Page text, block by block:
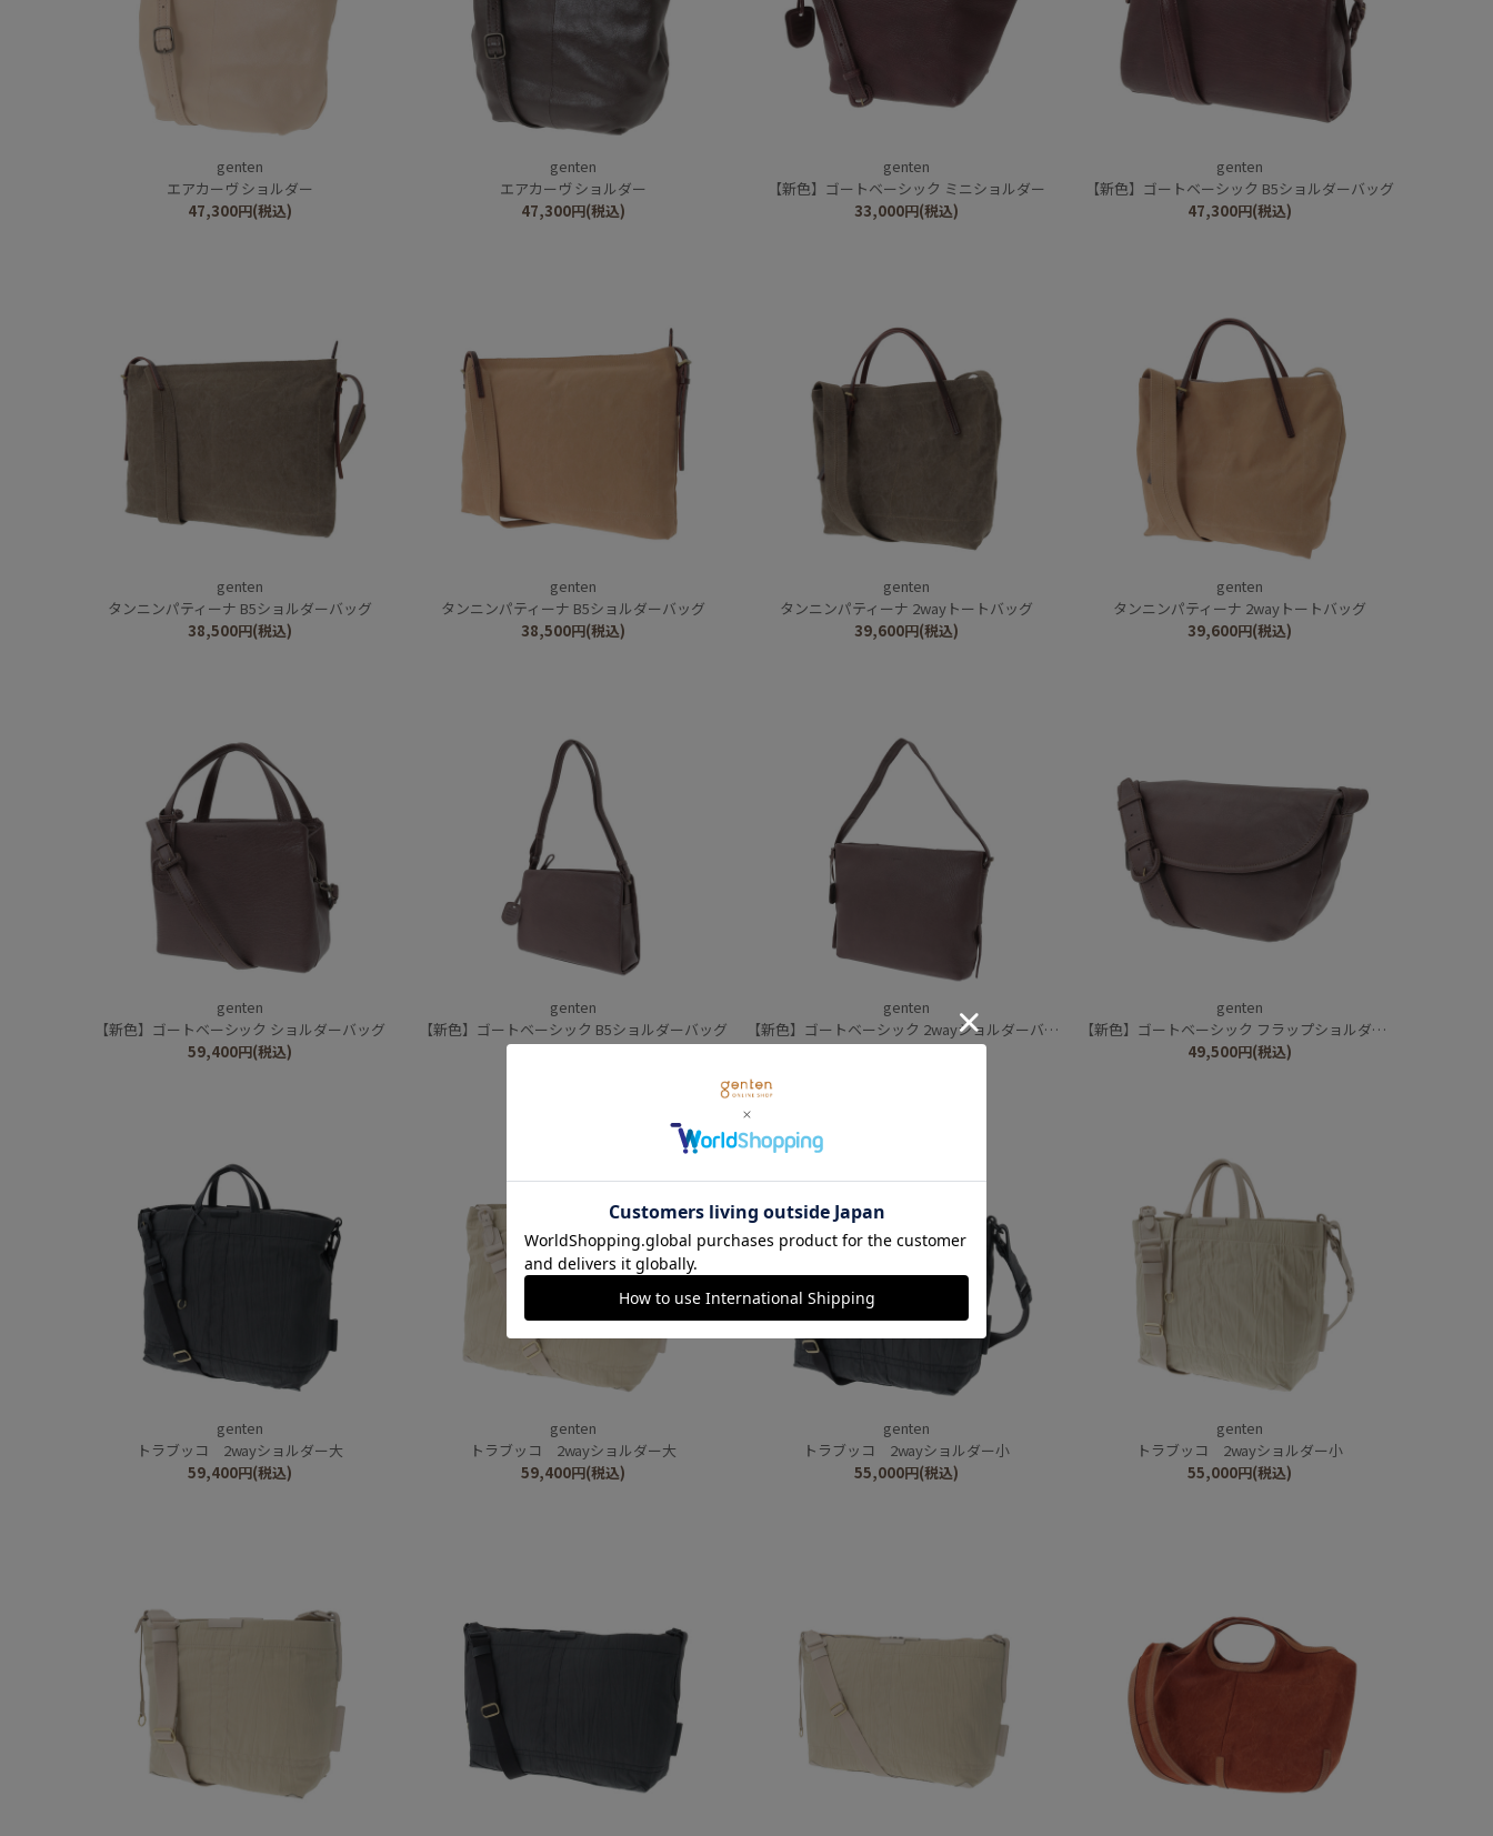
genten
エアカーヴ ショルダー
47,300円(税込)
genten
エアカーヴ ショルダー
47,300円(税込)
genten
【新色】ゴートベーシック ミニショルダー
33,000円(税込)
genten
【新色】ゴートベーシック B5ショルダーバッグ
47,300円(税込)
genten
タンニンパティーナ B5ショルダーバッグ
38,500円(税込)
genten
タンニンパティーナ B5ショルダーバッグ
38,500円(税込)
genten
タンニンパティーナ 2wayトートバッグ
39,600円(税込)
genten
タンニンパティーナ 2wayトートバッグ
39,600円(税込)
genten
【新色】ゴートベーシック ショルダーバッグ
59,400円(税込)
genten
【新色】ゴートベーシック B5ショルダーバッグ
genten
【新色】ゴートベーシック 2wayショルダーバッグ
genten
【新色】ゴートベーシック フラップショルダーバッグ
49,500円(税込)
genten
トラブッコ 2wayショルダー大
59,400円(税込)
genten
トラブッコ 2wayショルダー大
59,400円(税込)
genten
トラブッコ 2wayショルダー小
55,000円(税込)
genten
トラブッコ 2wayショルダー小
55,000円(税込)